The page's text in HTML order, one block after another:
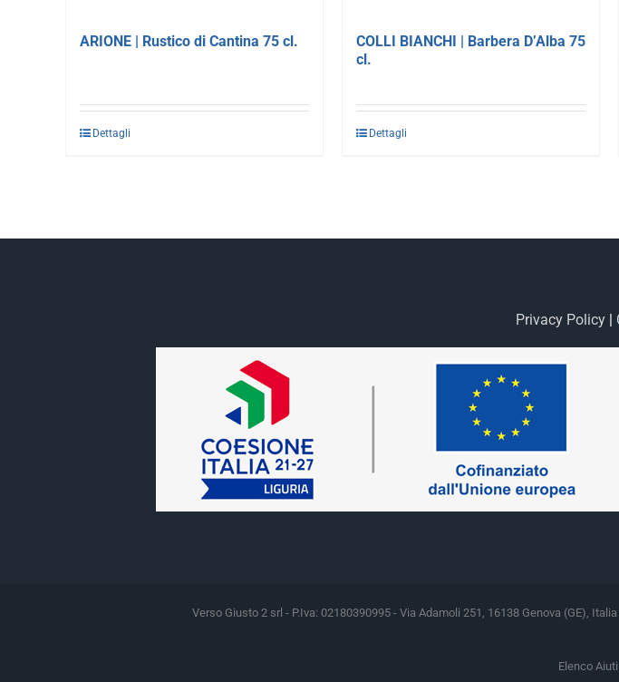
ARIONE | Rustico di Cantina 75 cl.
Dettagli
COLLI BIANCHI | Barbera D’Alba 75
cl.
Dettagli
Privacy Policy
Verso Giusto 2 srl - P.Iva: 02180390995 - Via Adamoli 251, 16138 Genova (GE),
Elenco